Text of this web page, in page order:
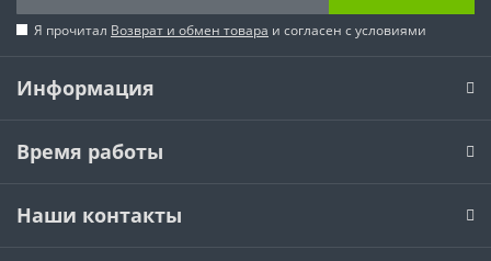
Я прочитал Возврат и обмен товара и согласен с условиями
Информация
Время работы
Наши контакты